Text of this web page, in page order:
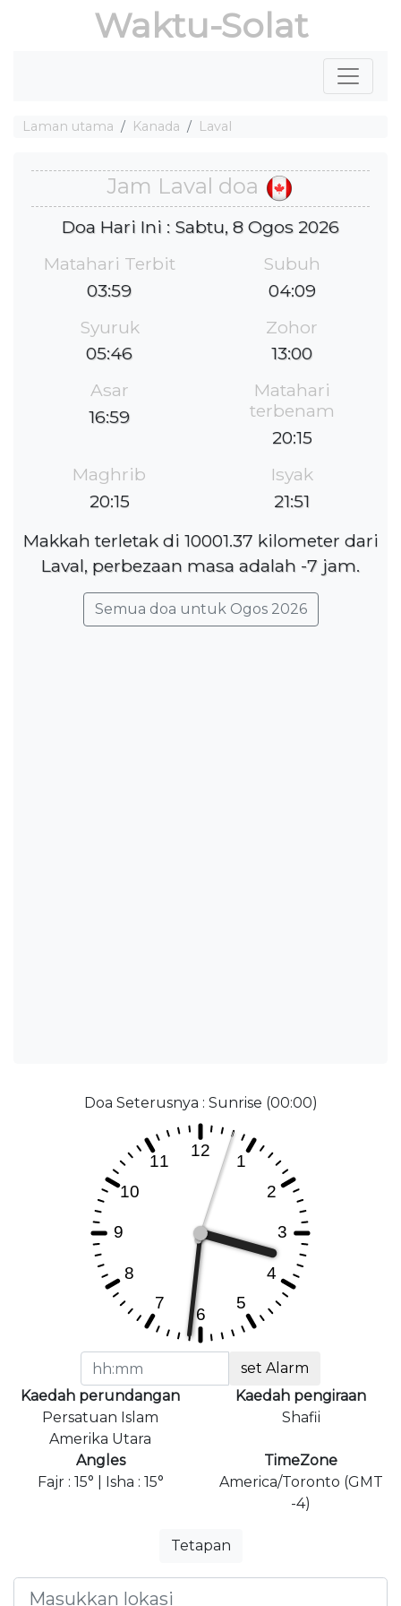
Waktu-Solat
Laman utama Kanada Laval
Jam Laval doa
Doa Hari Ini : Sabtu, 8 Ogos 2026
Matahari Terbit
03:59
Subuh
04:09
Syuruk
05:46
Zohor
13:00
Asar
16:59
Matahari
terbenam
20:15
Maghrib
20:15
Isyak
21:51
Makkah terletak di 10001.37 kilometer dari
Laval, perbezaan masa adalah -7 jam.
Semua doa untuk Ogos 2026
Doa Seterusnya : Sunrise (00:00)
set Alarm
Kaedah perundangan
Persatuan Islam
Amerika Utara
Kaedah pengiraan
Shafii
Angles
Fajr : 15° | Isha : 15°
TimeZone
America/Toronto (GMT
-4)
Tetapan